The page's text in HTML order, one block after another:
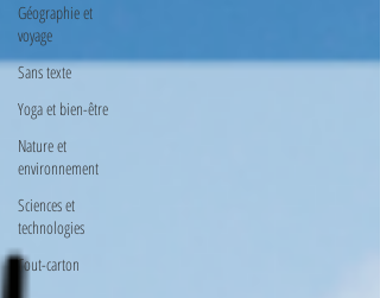
Géographie et
voyage
Sans texte
Yoga et bien-être
Nature et
environnement
Sciences et
technologies
Tout-carton